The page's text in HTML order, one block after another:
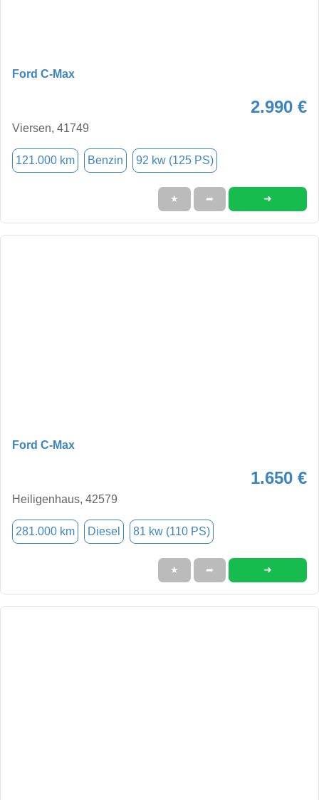
Ford C-Max
2.990 €
Viersen, 41749
121.000 km Benzin 92 kw (125 PS)
★ ➦ ➜
Ford C-Max
1.650 €
Heiligenhaus, 42579
281.000 km Diesel 81 kw (110 PS)
★ ➦ ➜